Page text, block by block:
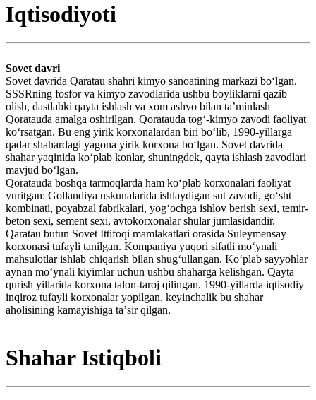
Iqtisodiyoti
Sovet davri
Sovet davrida Qaratau shahri kimyo sanoatining markazi boʻlgan.
SSSRning fosfor va kimyo zavodlarida ushbu boyliklarni qazib
olish, dastlabki qayta ishlash va xom ashyo bilan taʼminlash
Qoratauda amalga oshirilgan. Qoratauda togʻ-kimyo zavodi faoliyat
koʻrsatgan. Bu eng yirik korxonalardan biri boʻlib, 1990-yillarga
qadar shahardagi yagona yirik korxona boʻlgan. Sovet davrida
shahar yaqinida koʻplab konlar, shuningdek, qayta ishlash zavodlari
mavjud boʻlgan.
Qoratauda boshqa tarmoqlarda ham koʻplab korxonalari faoliyat
yuritgan: Gollandiya uskunalarida ishlaydigan sut zavodi, goʻsht
kombinati, poyabzal fabrikalari, yogʻochga ishlov berish sexi, temir-
beton sexi, sement sexi, avtokorxonalar shular jumlasidandir.
Qaratau butun Sovet Ittifoqi mamlakatlari orasida Suleymensay
korxonasi tufayli tanilgan. Kompaniya yuqori sifatli moʻynali
mahsulotlar ishlab chiqarish bilan shugʻullangan. Koʻplab sayyohlar
aynan moʻynali kiyimlar uchun ushbu shaharga kelishgan. Qayta
qurish yillarida korxona talon-taroj qilingan. 1990-yillarda iqtisodiy
inqiroz tufayli korxonalar yopilgan, keyinchalik bu shahar
aholisining kamayishiga taʼsir qilgan.
Shahar Istiqboli